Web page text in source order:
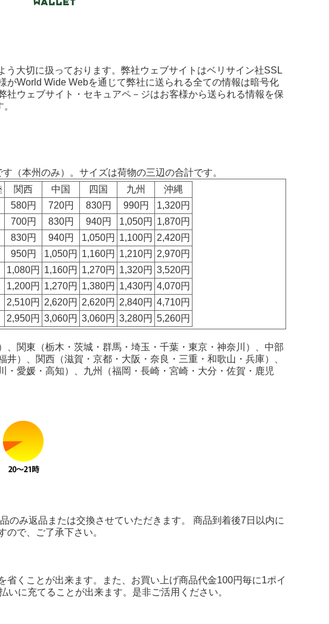
大切に扱っております。弊社ウェブサイトはベリサイン社SSL
World Wide Webを通じて弊社に送られる全ての情報は暗号化
ウェブサイト・セキュアペ－ジはお客様から送られる情報を保
す（本州のみ）。サイズは荷物の三辺の合計です。
関西 中国 四国 九州
沖縄
580円 720円 830円 990円
1,320円
700円 830円 940円 1,050円
1,870円
830円 940円 1,050円 1,100円
2,420円
950円 1,050円 1,160円 1,210円
2,970円
1,080円 1,160円 1,270円 1,320円 3,520円
1,200円 1,270円 1,380円 1,430円 4,070円
2,510円 2,620円 2,620円 2,840円 4,710円
2,950円 3,060円 3,060円 3,280円 5,260円
関東（栃木・茨城・群馬・埼玉・千葉・東京・神奈川）、中部
）、関西（滋賀・京都・大阪・奈良・三重・和歌山・兵庫）、
愛媛・高知）、九州（福岡・長崎・宮崎・大分・佐賀・鹿児
のみ返品または交換させていただきます。 商品到着後7日以内に
ので、ご了承下さい。
くことが出来ます。また、お買い上げ商品代金100円毎に1ポイ
に充てることが出来ます。是非ご活用ください。